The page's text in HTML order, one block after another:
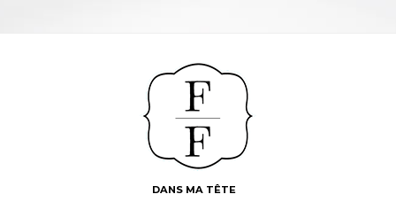
DANS MA TÊTE